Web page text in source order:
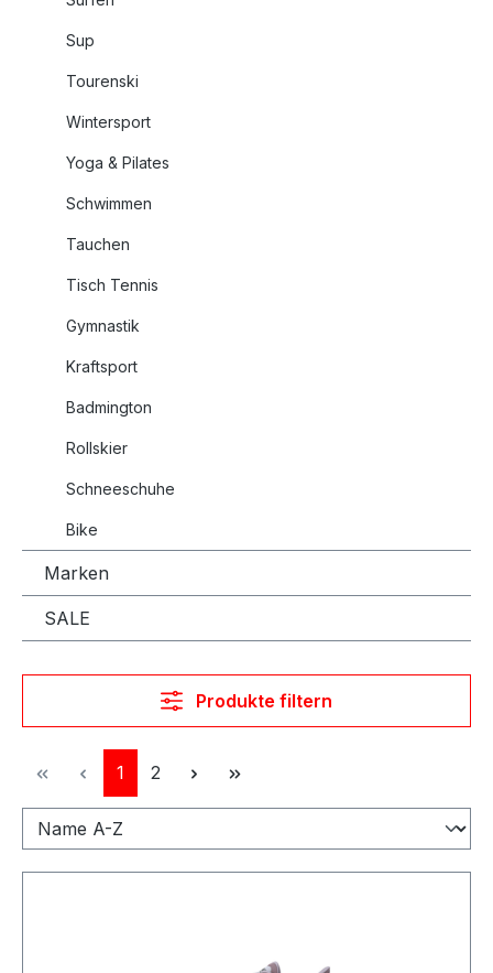
Sup
Tourenski
Wintersport
Yoga & Pilates
Schwimmen
Tauchen
Tisch Tennis
Gymnastik
Kraftsport
Badmington
Rollskier
Schneeschuhe
Bike
Marken
SALE
Produkte filtern
Seite
1 Seite
2